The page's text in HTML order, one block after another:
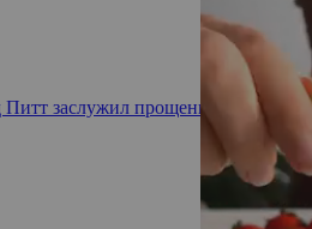
заслужил прощение